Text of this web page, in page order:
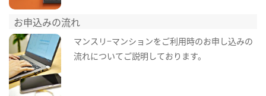
お申込みの流れ
マンスリ−マンションをご利用時のお申し込みの
流れについてご説明しております。